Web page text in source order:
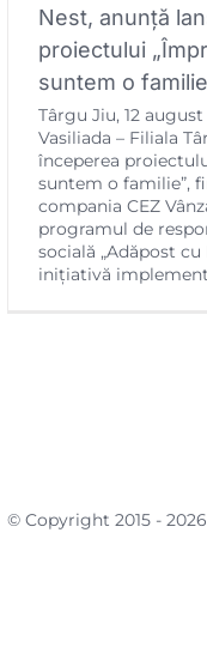
Nest, anunță
proiectului
suntem o
Târgu Jiu, 12
Vasiliada – Filiala
începerea
suntem o familie”,
compania CEZ
programul de
socială „Adăpost cu
inițiativă
© Copyright 2015 -